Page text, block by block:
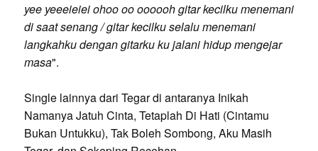
yee yeeeieiei ohoo oo oooooh gitar kecilku menemani
di saat senang / gitar kecilku selalu menemani
langkahku dengan gitarku ku jalani hidup mengejar
masa".
Single lainnya dari Tegar di antaranya Inikah
Namanya Jatuh Cinta, Tetaplah Di Hati (Cintamu
Bukan Untukku), Tak Boleh Sombong, Aku Masih